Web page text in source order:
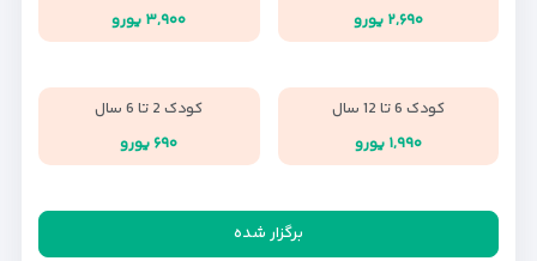
۲,۶۹۰ یورو
۳,۹۰۰ یورو
کودک 6 تا 12 سال
۱,۹۹۰ یورو
کودک 2 تا 6 سال
۶۹۰ یورو
برگزار شده